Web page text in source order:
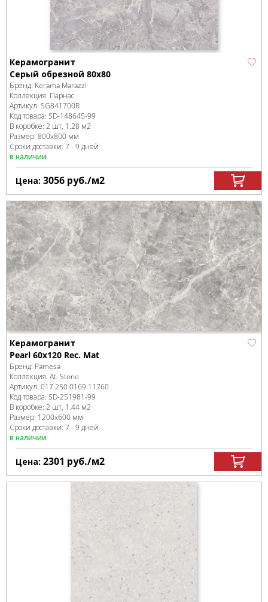
Керамогранит
Серый обрезной 80х80
Бренд: Kerama Marazzi
Коллекция: Парнас
Артикул: SG841700R
Код товара: SD-148645-99
В коробке: 2 шт, 1.28 м2
Размер: 800x800 мм
Сроки доставки: 7 - 9 дней
в наличии
Цена: 3056 руб./м2
Керамогранит
Pearl 60x120 Rec. Mat
Бренд: Pamesa
Коллекция: At. Stone
Артикул: 017.250.0169.11760
Код товара: SD-251981-99
В коробке: 2 шт, 1.44 м2
Размер: 1200x600 мм
Сроки доставки: 7 - 9 дней
в наличии
Цена: 2301 руб./м2